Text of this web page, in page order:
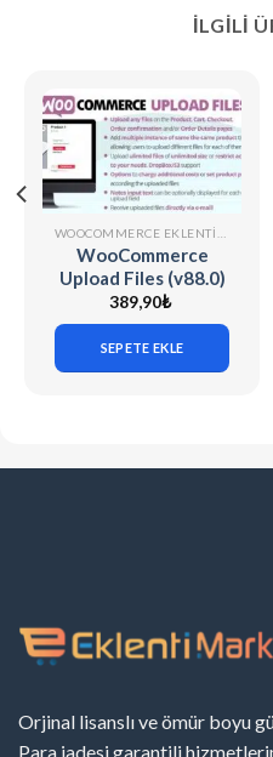
İLGILI
WooCommerce
Upload Files (v88.0)
389,90₺
SEPETE EKLE
Orjinal lisanslı ve ömür boyu
Para iadesi garantili